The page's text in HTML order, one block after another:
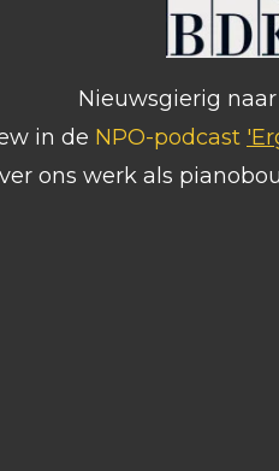
Nieuwsgierig
in de NPO-podcast
ons werk als